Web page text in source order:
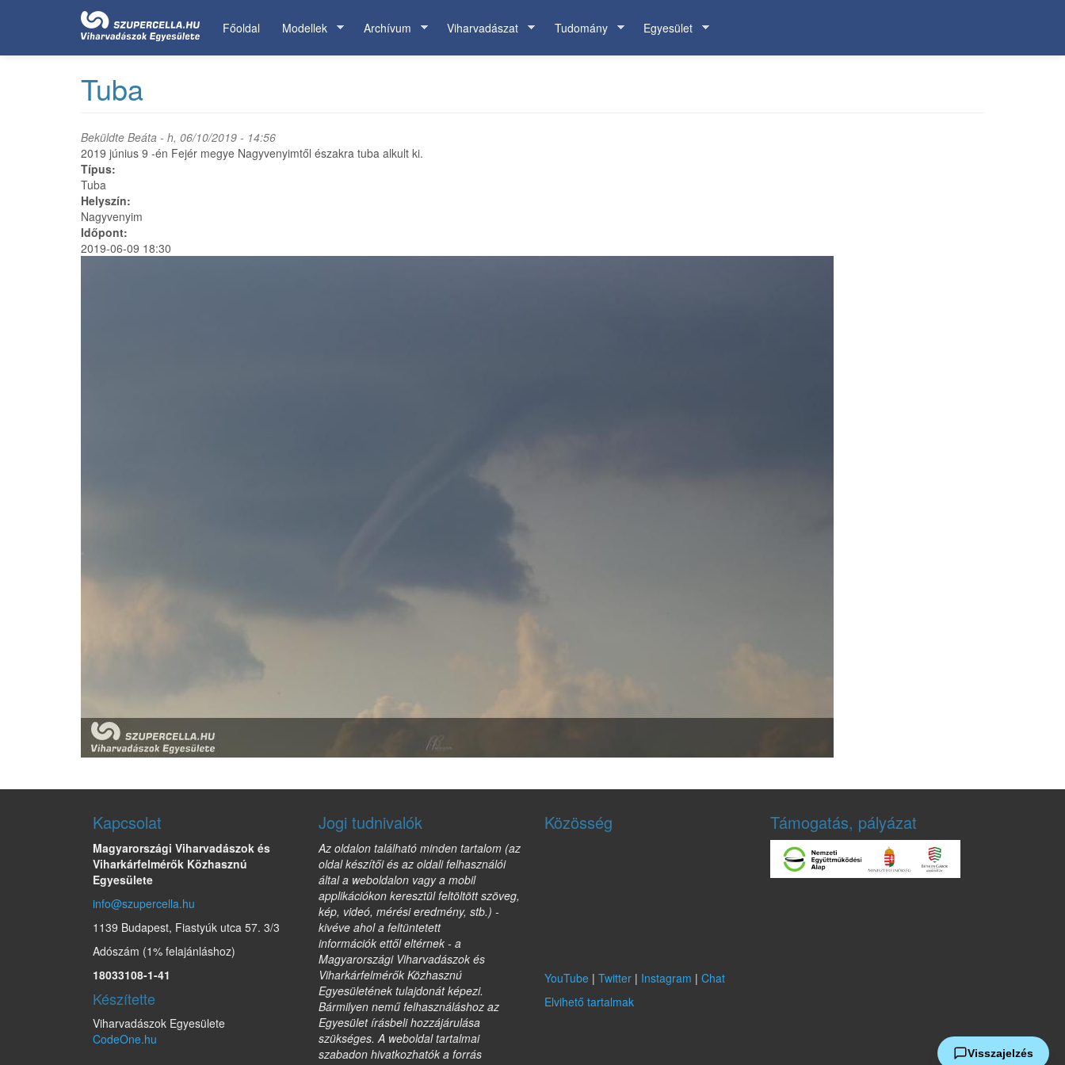
Főoldal Modellek Archívum Viharvadászat Tudomány Egyesület
Tuba
Beküldte Beáta - h, 06/10/2019 - 14:56
2019 június 9 -én Fejér megye Nagyvenyimtől északra tuba alkult ki.
Típus:
Tuba
Helyszín:
Nagyvenyim
Időpont:
2019-06-09 18:30
Kapcsolat
Magyarországi Viharvadászok és
Viharkárfelmérők Közhasznú
Egyesülete
info@szupercella.hu
1139 Budapest, Fiastyúk utca 57. 3/3
Adószám (1% felajánláshoz)
18033108-1-41
Készítette
Viharvadászok Egyesülete
CodeOne.hu
Jogi tudnivalók
Az oldalon található minden tartalom (az
oldal készítői és az oldali felhasználói
által a weboldalon vagy a mobil
applikációkon keresztül feltöltött szöveg,
kép, videó, mérési eredmény, stb.) -
kivéve ahol a feltüntetett
információk ettől eltérnek - a
Magyarországi Viharvadászok és
Viharkárfelmérők Közhasznú
Egyesületének tulajdonát képezi.
Bármilyen nemű felhasználáshoz az
Egyesület írásbeli hozzájárulása
szükséges. A weboldal tartalmai
szabadon hivatkozhatók a forrás
Közösség
YouTube | Twitter | Instagram | Chat
Elvihető tartalmak
Támogatás, pályázat